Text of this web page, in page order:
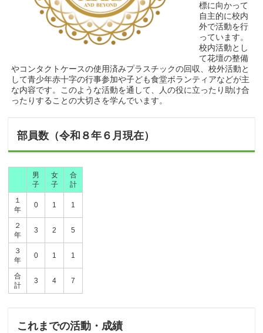
標に向かって
自主的に校内
外で活動を行
っています。
校内活動とし
て花壇の整備
やコンタクトケースの使用済みプラスチックの回収、校外活動と
して青少年赤十字の行事参加や子ども食堂ボランティアなどが主
な内容です。このような活動を通して、人の役に立ったり助け合
ったりすることの大切さを学んでいます。
部員数（令和８年６月現在）
男
子
女
子
合
計
１
年
0 1 1
２
年
3 2 5
３
年
0 1 1
合
計
3 4 7
これまでの活動・成績